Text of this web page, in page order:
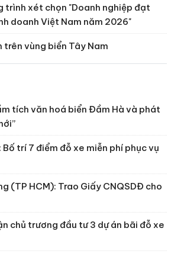
trình xét chọn "Doanh nghiệp đạt
doanh Việt Nam năm 2026"
trên vùng biển Tây Nam
tích văn hoá biển Đầm Hà và phát
Bố trí 7 điểm đỗ xe miễn phí phục vụ
(TP HCM): Trao Giấy CNQSDĐ cho
chủ trương đầu tư 3 dự án bãi đỗ xe